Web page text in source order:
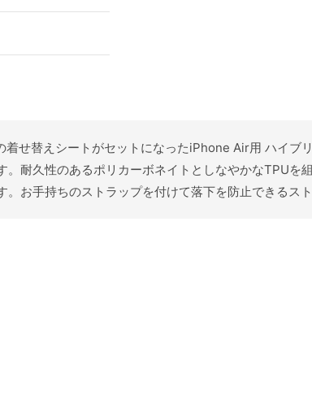
着せ替えシートがセットになったiPhone Air用 ハイ
耐久性のあるポリカーボネイトとしなやかなTPUを
お手持ちのストラップを付けて落下を防止できるスト